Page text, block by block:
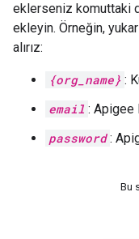
eklerseniz komuttaki
ekleyin. Örneğin,
alırız:
{org_name} :
email : Apigee
password :
Bu